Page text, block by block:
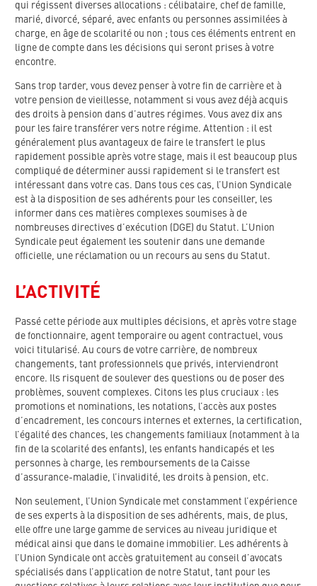
qui régissent diverses allocations : célibataire, chef de famille,
marié, divorcé, séparé, avec enfants ou personnes assimilées à
charge, en âge de scolarité ou non ; tous ces éléments entrent en
ligne de compte dans les décisions qui seront prises à votre
encontre.
Sans trop tarder, vous devez penser à votre fin de carrière et à
votre pension de vieillesse, notamment si vous avez déjà acquis
des droits à pension dans d’autres régimes. Vous avez dix ans
pour les faire transférer vers notre régime. Attention : il est
généralement plus avantageux de faire le transfert le plus
rapidement possible après votre stage, mais il est beaucoup plus
compliqué de déterminer aussi rapidement si le transfert est
intéressant dans votre cas. Dans tous ces cas, l’Union Syndicale
est à la disposition de ses adhérents pour les conseiller, les
informer dans ces matières complexes soumises à de
nombreuses directives d’exécution (DGE) du Statut. L’Union
Syndicale peut également les soutenir dans une demande
officielle, une réclamation ou un recours au sens du Statut.
L’ACTIVITÉ
Passé cette période aux multiples décisions, et après votre stage
de fonctionnaire, agent temporaire ou agent contractuel, vous
voici titularisé. Au cours de votre carrière, de nombreux
changements, tant professionnels que privés, interviendront
encore. Ils risquent de soulever des questions ou de poser des
problèmes, souvent complexes. Citons les plus cruciaux : les
promotions et nominations, les notations, l’accès aux postes
d’encadrement, les concours internes et externes, la certification,
l’égalité des chances, les changements familiaux (notamment à la
fin de la scolarité des enfants), les enfants handicapés et les
personnes à charge, les remboursements de la Caisse
d’assurance-maladie, l’invalidité, les droits à pension, etc.
Non seulement, l’Union Syndicale met constamment l’expérience
de ses experts à la disposition de ses adhérents, mais, de plus,
elle offre une large gamme de services au niveau juridique et
médical ainsi que dans le domaine immobilier. Les adhérents à
l’Union Syndicale ont accès gratuitement au conseil d’avocats
spécialisés dans l’application de notre Statut, tant pour les